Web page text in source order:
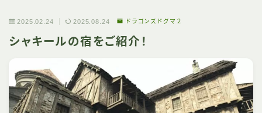
2025.02.24 2025.08.24 ドラゴンズドグマ２
シャキールの宿をご紹介！